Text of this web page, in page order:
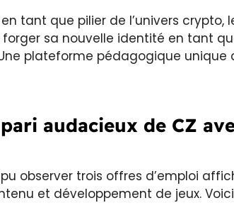
tant que pilier de l’univers
forger sa nouvelle identité en tant
plateforme pédagogique unique
audacieux de CZ
observer trois offres d’emploi
et développement de jeux.